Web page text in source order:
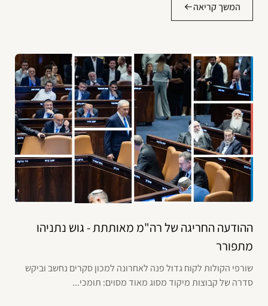
המשך קריאה
ההודעה החריגה של רה"מ מאותתת - גוש נתניהו
מתפורר
שורפי הקולות לקוח גדול פנה לאחרונה למכון סקרים נחשב וביקש
סדרה של קבוצות מיקוד מסוג מאוד מסוים: תומכי...